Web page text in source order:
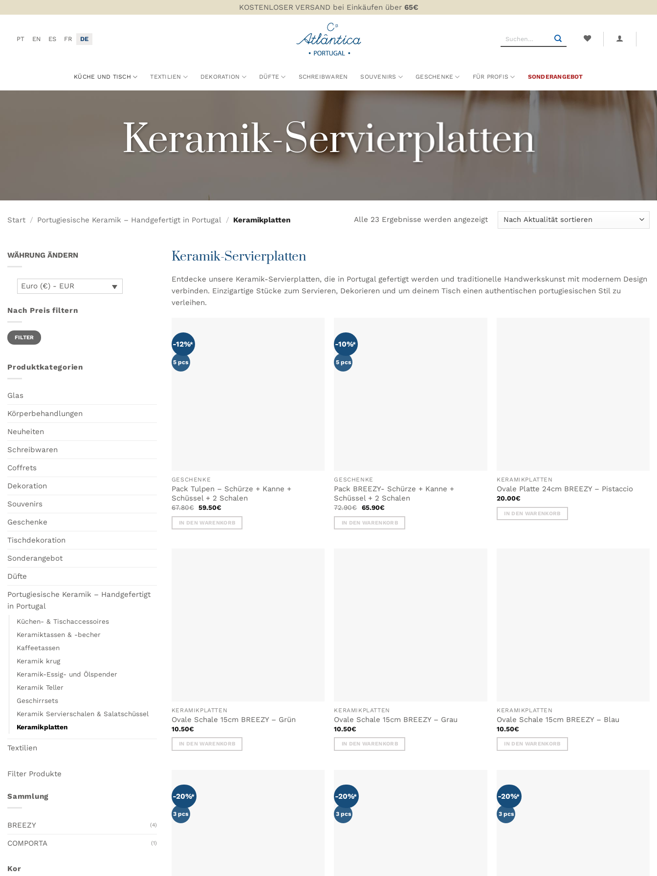
Inhalt
KOSTENLOSER VERSAND bei Einkäufen über 65€
PT EN ES FR DE
Suchen
KÜCHE UND TISCH TEXTILIEN DEKORATION DÜFTE SCHREIBWAREN SOUVENIRS GESCHENKE FÜR PROFIS SONDERANGEBOT
Keramik-Servierplatten
Start / Portugiesische Keramik – Handgefertigt in Portugal / Keramikplatten Alle 23 Ergebnisse werden angezeigtNach
Aktualität
WÄHRUNG ÄNDERN
Euro (€) - EUR
Nach Preis filtern
Min.
Preis
Max.
PreisFILTER
Produktkategorien
Glas
Körperbehandlungen
Neuheiten
Schreibwaren
Coffrets
Dekoration
Souvenirs
Geschenke
Tischdekoration
Sonderangebot
Düfte
Portugiesische Keramik – Handgefertigt
in Portugal
Küchen- & Tischaccessoires
Keramiktassen & -becher
Kaffeetassen
Keramik krug
Keramik-Essig- und Ölspender
Keramik Teller
Geschirrsets
Keramik Servierschalen & Salatschüssel
Keramikplatten
Textilien
Filter Produkte
Sammlung
BREEZY (4)
COMPORTA (1)
Kor
Keramik-Servierplatten
Entdecke unsere Keramik-Servierplatten, die in Portugal gefertigt werden und traditionelle Handwerkskunst mit modernem Design
verbinden. Einzigartige Stücke zum Servieren, Dekorieren und um deinem Tisch einen authentischen portugiesischen Stil zu
verleihen.
-12%
5 pcs
GESCHENKE
Pack Tulpen – Schürze + Kanne +
Schüssel + 2 Schalen
67.80€ Ursprünglicher
war:
67.80€
59.50€Aktueller
ist:
59.50€.
IN DEN WARENKORB
-10%
5 pcs
GESCHENKE
Pack BREEZY- Schürze + Kanne +
Schüssel + 2 Schalen
72.90€ Ursprünglicher
war:
72.90€
65.90€Aktueller
ist:
65.90€.
IN DEN WARENKORB
KERAMIKPLATTEN
Ovale Platte 24cm BREEZY – Pistaccio
20.00€
IN DEN WARENKORB
KERAMIKPLATTEN
Ovale Schale 15cm BREEZY – Grün
10.50€
IN DEN WARENKORB
KERAMIKPLATTEN
Ovale Schale 15cm BREEZY – Grau
10.50€
IN DEN WARENKORB
KERAMIKPLATTEN
Ovale Schale 15cm BREEZY – Blau
10.50€
IN DEN WARENKORB
-20%
3 pcs
-20%
3 pcs
-20%
3 pcs